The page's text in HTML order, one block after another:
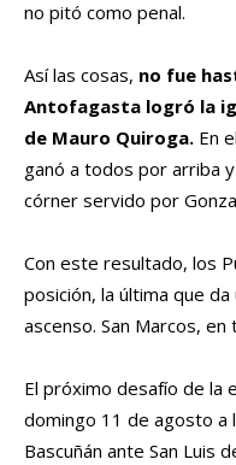
no pitó como penal.
Así las cosas, no fue
Antofagasta logró la
de Mauro Quiroga. En
ganó a todos por arriba
córner servido por
Con este resultado, los
posición, la última que
ascenso. San Marcos,
El próximo desafío de la
domingo 11 de agosto a
Bascuñán ante San Luis